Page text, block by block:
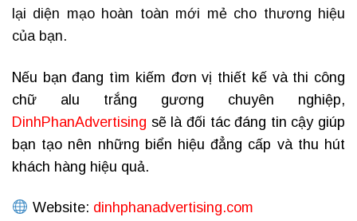
lại diện mạo hoàn toàn mới mẻ cho thương hiệu
của bạn.
Nếu bạn đang tìm kiếm đơn vị thiết kế và thi công
chữ alu trắng gương chuyên nghiệp,
DinhPhanAdvertising sẽ là đối tác đáng tin cậy giúp
bạn tạo nên những biển hiệu đẳng cấp và thu hút
khách hàng hiệu quả.
Website: dinhphanadvertising.com